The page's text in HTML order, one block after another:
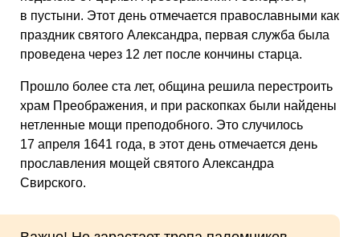
в пустыни. Этот день отмечается православными как
праздник святого Александра, первая служба была
проведена через 12 лет после кончины старца.
Прошло более ста лет, община решила перестроить
храм Преображения, и при раскопках были найдены
нетленные мощи преподобного. Это случилось
17 апреля 1641 года, в этот день отмечается день
прославления мощей святого Александра
Свирского.